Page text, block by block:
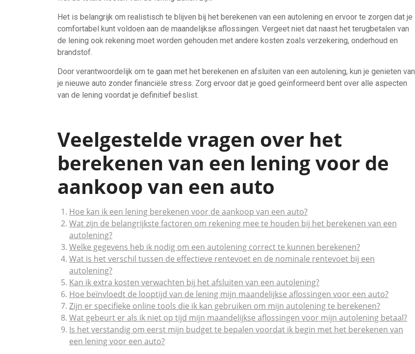
Het is belangrijk om realistisch te blijven bij het berekenen van een autolening en ervoor te zorgen dat je
comfortabel kunt voldoen aan de maandelijkse aflossingen. Vergeet niet dat naast het terugbetalen van
de lening ook rekening moet worden gehouden met andere kosten zoals verzekering, onderhoud en
brandstof.
Door verantwoordelijk om te gaan met het berekenen en afsluiten van een autolening, kun je genieten van
je nieuwe auto zonder financiële stress. Zorg ervoor dat je goed geïnformeerd bent over alle aspecten
van de lening voordat je definitief beslist.
Veelgestelde vragen over het
berekenen van een lening voor de
aankoop van een auto
Hoe kan ik een lening berekenen voor de aankoop van een auto?
Wat zijn de belangrijkste factoren om rekening mee te houden bij het berekenen van een
autolening?
Welke gegevens heb ik nodig om een autolening correct te kunnen berekenen?
Wat is het verschil tussen de effectieve rentevoet en de nominale rentevoet bij een
autolening?
Kan ik extra kosten verwachten bij het afsluiten van een autolening?
Hoe beïnvloedt de looptijd van de lening mijn maandelijkse aflossingen voor een auto?
Zijn er specifieke online tools die ik kan gebruiken om mijn autolening te berekenen?
Wat gebeurt er als ik niet op tijd mijn maandelijkse aflossingen voor mijn autolening betaal?
Is het verstandig om eerst mijn budget te bepalen voordat ik begin met het berekenen van
een lening voor een auto?